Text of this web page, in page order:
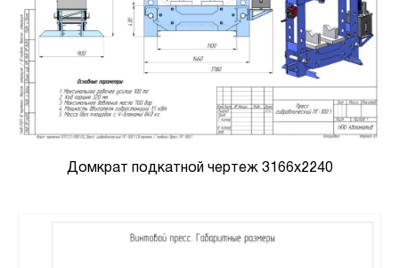
Домкрат подкатной чертеж 3166х2240